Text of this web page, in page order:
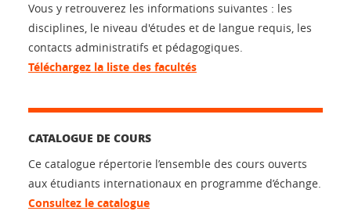
Vous y retrouverez les informations suivantes : les
disciplines, le niveau d'études et de langue requis, les
contacts administratifs et pédagogiques.
Téléchargez la liste des facultés
CATALOGUE DE COURS
Ce catalogue répertorie l’ensemble des cours ouverts
aux étudiants internationaux en programme d’échange.
Consultez le catalogue